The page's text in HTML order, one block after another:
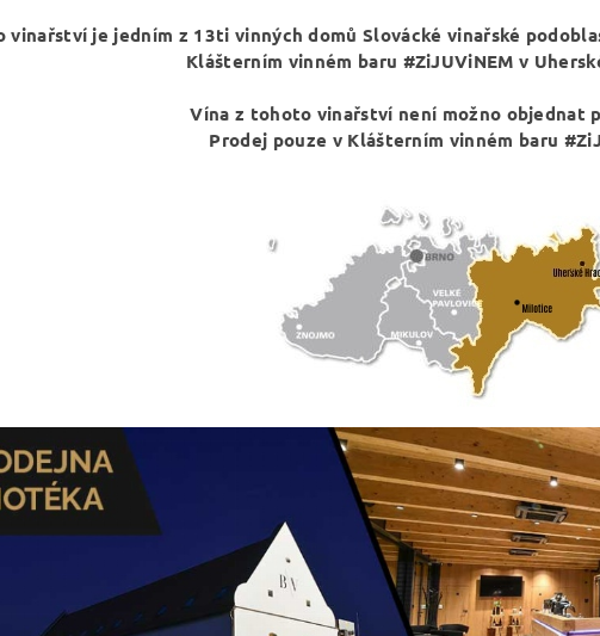
vinařství je jedním z 13ti vinných domů Slovácké vinařské
Klášterním vinném baru #ZiJUViNEM v
Vína z tohoto vinařství není možno objednat
Prodej pouze v Klášterním vinném baru